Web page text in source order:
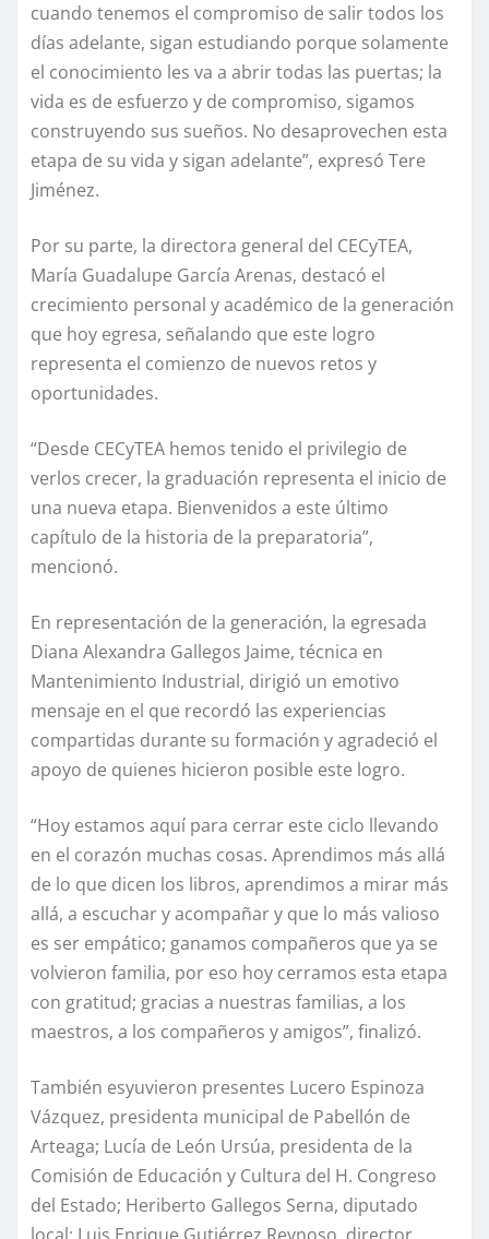
cuando tenemos el compromiso de salir todos los
días adelante, sigan estudiando porque solamente
el conocimiento les va a abrir todas las puertas; la
vida es de esfuerzo y de compromiso, sigamos
construyendo sus sueños. No desaprovechen esta
etapa de su vida y sigan adelante”, expresó Tere
Jiménez.
Por su parte, la directora general del CECyTEA,
María Guadalupe García Arenas, destacó el
crecimiento personal y académico de la generación
que hoy egresa, señalando que este logro
representa el comienzo de nuevos retos y
oportunidades.
“Desde CECyTEA hemos tenido el privilegio de
verlos crecer, la graduación representa el inicio de
una nueva etapa. Bienvenidos a este último
capítulo de la historia de la preparatoria”,
mencionó.
En representación de la generación, la egresada
Diana Alexandra Gallegos Jaime, técnica en
Mantenimiento Industrial, dirigió un emotivo
mensaje en el que recordó las experiencias
compartidas durante su formación y agradeció el
apoyo de quienes hicieron posible este logro.
“Hoy estamos aquí para cerrar este ciclo llevando
en el corazón muchas cosas. Aprendimos más allá
de lo que dicen los libros, aprendimos a mirar más
allá, a escuchar y acompañar y que lo más valioso
es ser empático; ganamos compañeros que ya se
volvieron familia, por eso hoy cerramos esta etapa
con gratitud; gracias a nuestras familias, a los
maestros, a los compañeros y amigos”, finalizó.
También esyuvieron presentes Lucero Espinoza
Vázquez, presidenta municipal de Pabellón de
Arteaga; Lucía de León Ursúa, presidenta de la
Comisión de Educación y Cultura del H. Congreso
del Estado; Heriberto Gallegos Serna, diputado